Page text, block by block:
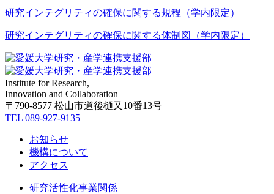
研究インテグリティの確保に関する規程（学内限定）​​
研究インテグリティの確保に関する体制図（学内限定）​​
Institute for Research,
Innovation and Collaboration
〒790-8577 松山市道後樋又10番13号
TEL 089-927-9135
お知らせ
機構について
アクセス
研究活性化事業関係